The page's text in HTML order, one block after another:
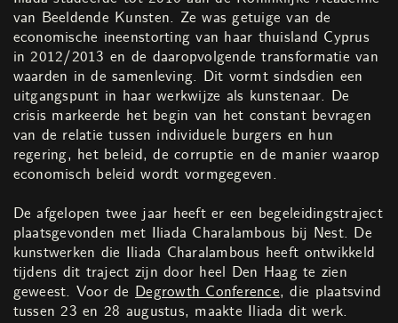
van Beeldende Kunsten. Ze was getuige van de
economische ineenstorting van haar thuisland Cyprus
in 2012/2013 en de daaropvolgende transformatie van
waarden in de samenleving. Dit vormt sindsdien een
uitgangspunt in haar werkwijze als kunstenaar. De
crisis markeerde het begin van het constant bevragen
van de relatie tussen individuele burgers en hun
regering, het beleid, de corruptie en de manier waarop
economisch beleid wordt vormgegeven.
De afgelopen twee jaar heeft er een begeleidingstraject
plaatsgevonden met Iliada Charalambous bij Nest. De
kunstwerken die Iliada Charalambous heeft ontwikkeld
tijdens dit traject zijn door heel Den Haag te zien
geweest. Voor de Degrowth Conference, die plaatsvind
tussen 23 en 28 augustus, maakte Iliada dit werk.